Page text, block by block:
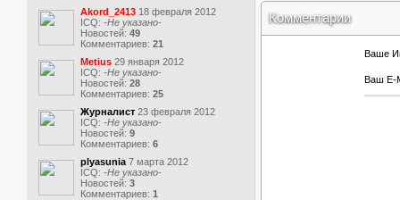
Akord_2413 18 февраля 2012
ICQ: -Не указано-
Новостей: 49
Комментариев: 21
Metius 29 января 2012
ICQ: -Не указано-
Новостей: 28
Комментариев: 25
Журналист 23 февраля 2012
ICQ: -Не указано-
Новостей: 9
Комментариев: 6
plyasunia 7 марта 2012
ICQ: -Не указано-
Новостей: 3
Комментариев: 1
Комментарии
Ваше
Ваш E-